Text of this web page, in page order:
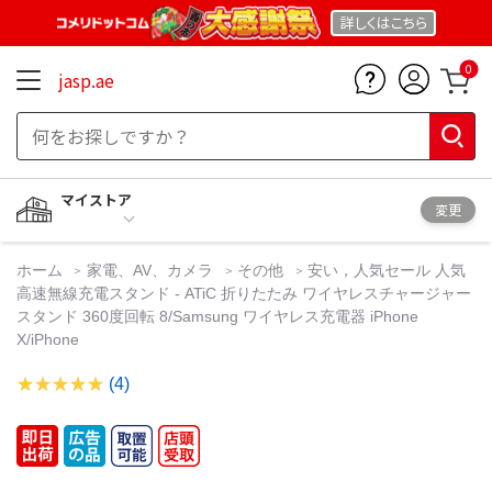
詳しくはこちら
jasp.ae 0
マイストア
変更
ホーム 家電、AV、カメラ その他
安い，人気セール 人気
高速無線充電スタンド - ATiC 折りたたみ ワイヤレスチャージャー
スタンド 360度回転 8/Samsung ワイヤレス充電器 iPhone
X/iPhone
(4)